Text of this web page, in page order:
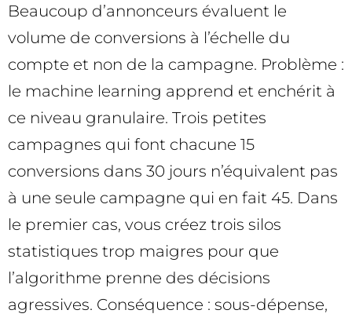
Beaucoup d’annonceurs évaluent le
volume de conversions à l’échelle du
compte et non de la campagne. Problème :
le machine learning apprend et enchérit à
ce niveau granulaire. Trois petites
campagnes qui font chacune 15
conversions dans 30 jours n’équivalent pas
à une seule campagne qui en fait 45. Dans
le premier cas, vous créez trois silos
statistiques trop maigres pour que
l’algorithme prenne des décisions
agressives. Conséquence : sous-dépense,